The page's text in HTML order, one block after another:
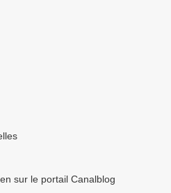
sur le portail Canalblog